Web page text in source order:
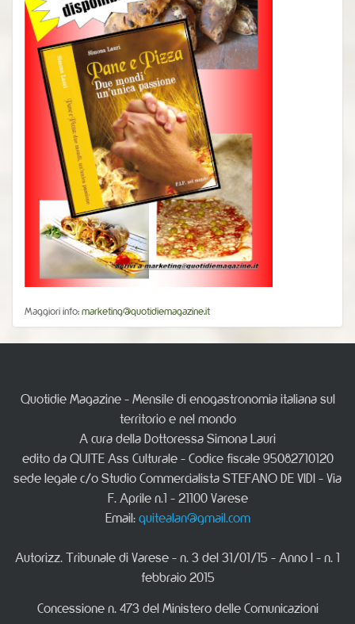
Maggiori info:marketing@quotidiemagazine.it
Quotidie Magazine - Mensile di enogastronomia italiana sul
territorio e nel mondo
A cura della Dottoressa Simona Lauri
edito da QUITE Ass Culturale - Codice fiscale 95082710120
sede legale c/o Studio Commercialista STEFANO DE VIDI - Via
F. Aprile n.1 - 21100 Varese
Email: quitealan@gmail.com
Autorizz. Tribunale di Varese - n. 3 del 31/01/15 - Anno I - n. 1
febbraio 2015
Concessione n. 473 del Ministero delle Comunicazioni